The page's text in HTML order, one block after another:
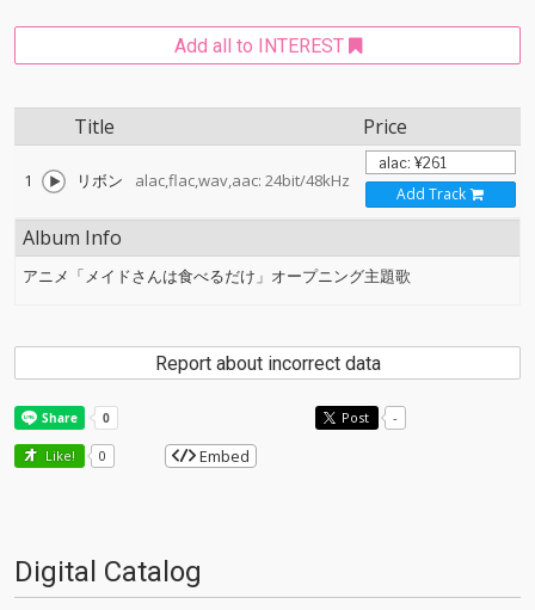
Add all to INTEREST
Title Price
1 リボン alac,flac,wav,aac: 24bit/48kHz
Add Track
Album Info
アニメ「メイドさんは食べるだけ」オープニング主題歌
Report about incorrect data
Post -
Like! 0 Embed
Digital Catalog